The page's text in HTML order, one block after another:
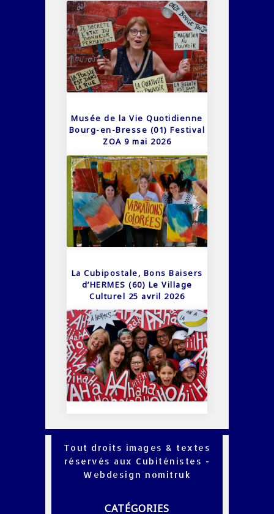
Musée de la Vie Quotidienne
Bourg-en-Bresse (01) Festival
ZOA 9 mai 2026
La Cubipostale, Bons Baisers
d’HERMES (60) Le Village
Culturel 25 avril 2026
Tout droits images & textes
réservés aux Cubiténistes -
Webdesign nomitruk
CATÉGORIES